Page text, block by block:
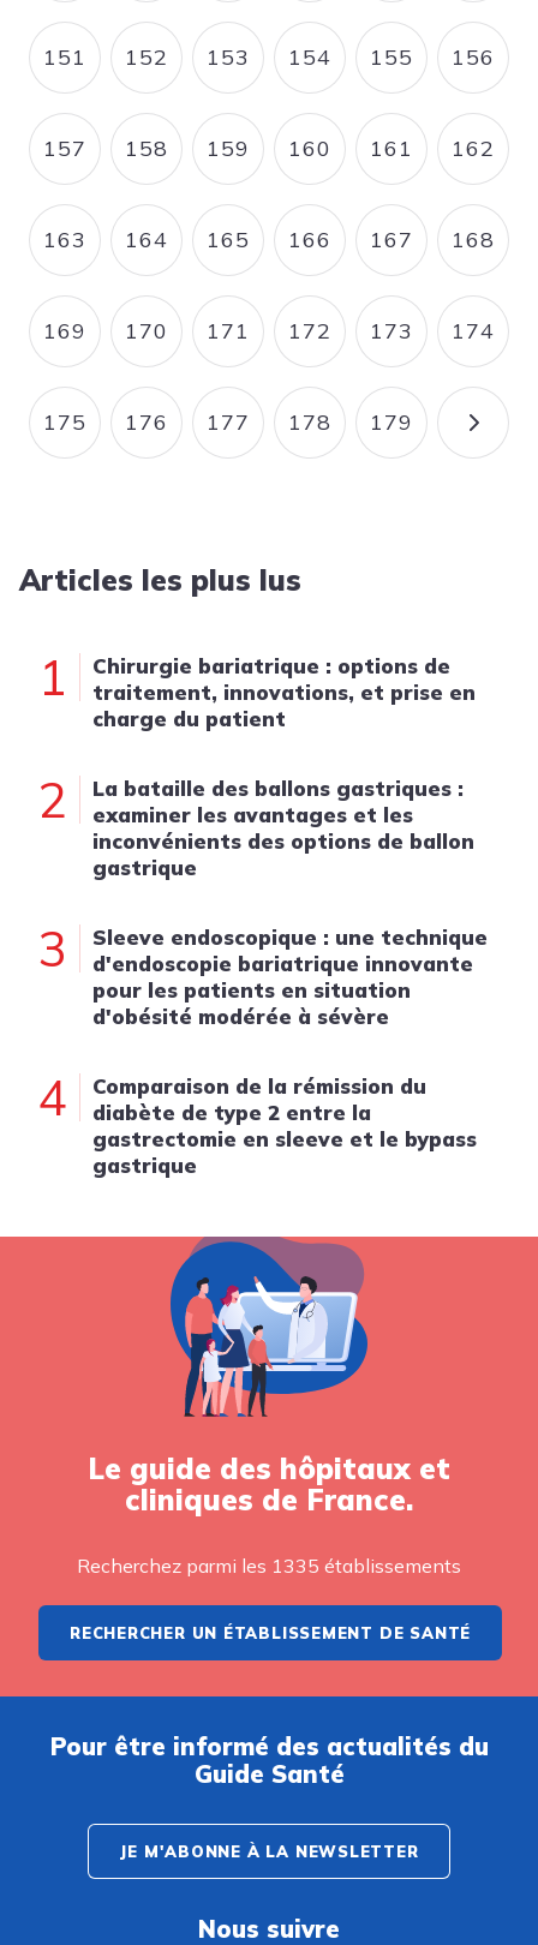
PAGE
151 PAGE
152 PAGE
153 PAGE
154 PAGE
155 PAGE
156
PAGE
157 PAGE
158 PAGE
159 PAGE
160 PAGE
161 PAGE
162
PAGE
163 PAGE
164 PAGE
165 PAGE
166 PAGE
167 PAGE
168
PAGE
169 PAGE
170 PAGE
171 PAGE
172 PAGE
173 PAGE
174
PAGE
175 PAGE
176 PAGE
177 PAGE
178 PAGE
179
Articles les plus lus
1
Chirurgie bariatrique : options de
traitement, innovations, et prise en
charge du patient
2
La bataille des ballons gastriques :
examiner les avantages et les
inconvénients des options de ballon
gastrique
3
Sleeve endoscopique : une technique
d'endoscopie bariatrique innovante
pour les patients en situation
d'obésité modérée à sévère
4
Comparaison de la rémission du
diabète de type 2 entre la
gastrectomie en sleeve et le bypass
gastrique
Le guide des hôpitaux et
cliniques de France.
Recherchez parmi les 1335 établissements
RECHERCHER UN ÉTABLISSEMENT DE SANTÉ
Pour être informé des actualités du
Guide Santé
JE M'ABONNE À LA NEWSLETTER
Nous suivre